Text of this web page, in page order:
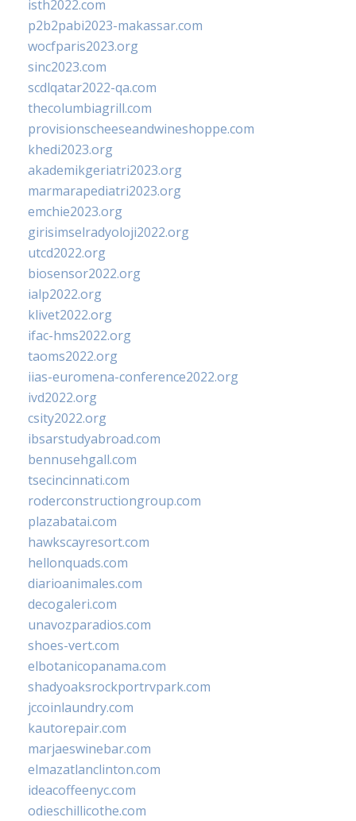
isth2022.com
p2b2pabi2023-makassar.com
wocfparis2023.org
sinc2023.com
scdlqatar2022-qa.com
thecolumbiagrill.com
provisionscheeseandwineshoppe.com
khedi2023.org
akademikgeriatri2023.org
marmarapediatri2023.org
emchie2023.org
girisimselradyoloji2022.org
utcd2022.org
biosensor2022.org
ialp2022.org
klivet2022.org
ifac-hms2022.org
taoms2022.org
iias-euromena-conference2022.org
ivd2022.org
csity2022.org
ibsarstudyabroad.com
bennusehgall.com
tsecincinnati.com
roderconstructiongroup.com
plazabatai.com
hawkscayresort.com
hellonquads.com
diarioanimales.com
decogaleri.com
unavozparadios.com
shoes-vert.com
elbotanicopanama.com
shadyoaksrockportrvpark.com
jccoinlaundry.com
kautorepair.com
marjaeswinebar.com
elmazatlanclinton.com
ideacoffeenyc.com
odieschillicothe.com